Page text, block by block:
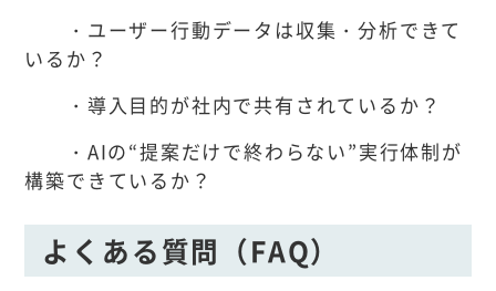
・ユーザー行動データは収集・分析できて
いるか？
・導入目的が社内で共有されているか？
・AIの“提案だけで終わらない”実行体制が
構築できているか？
よくある質問（FAQ）